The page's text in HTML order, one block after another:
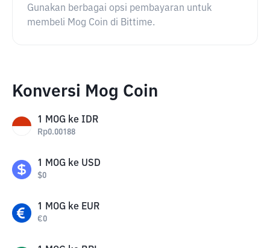
Gunakan berbagai opsi pembayaran untuk
membeli Mog Coin di Bittime.
Konversi Mog Coin
1 MOG ke IDR
Rp0.00188
1 MOG ke USD
$0
1 MOG ke EUR
€0